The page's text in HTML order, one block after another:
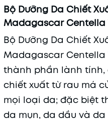
Bộ Dưỡng Da Chiết
Madagascar Centella
Bộ Dưỡng Da Chiết
Madagascar Centella
thành phần lành tính,
chiết xuất từ rau má
mọi loại da; đặc biệt
da mụn, da dầu và da